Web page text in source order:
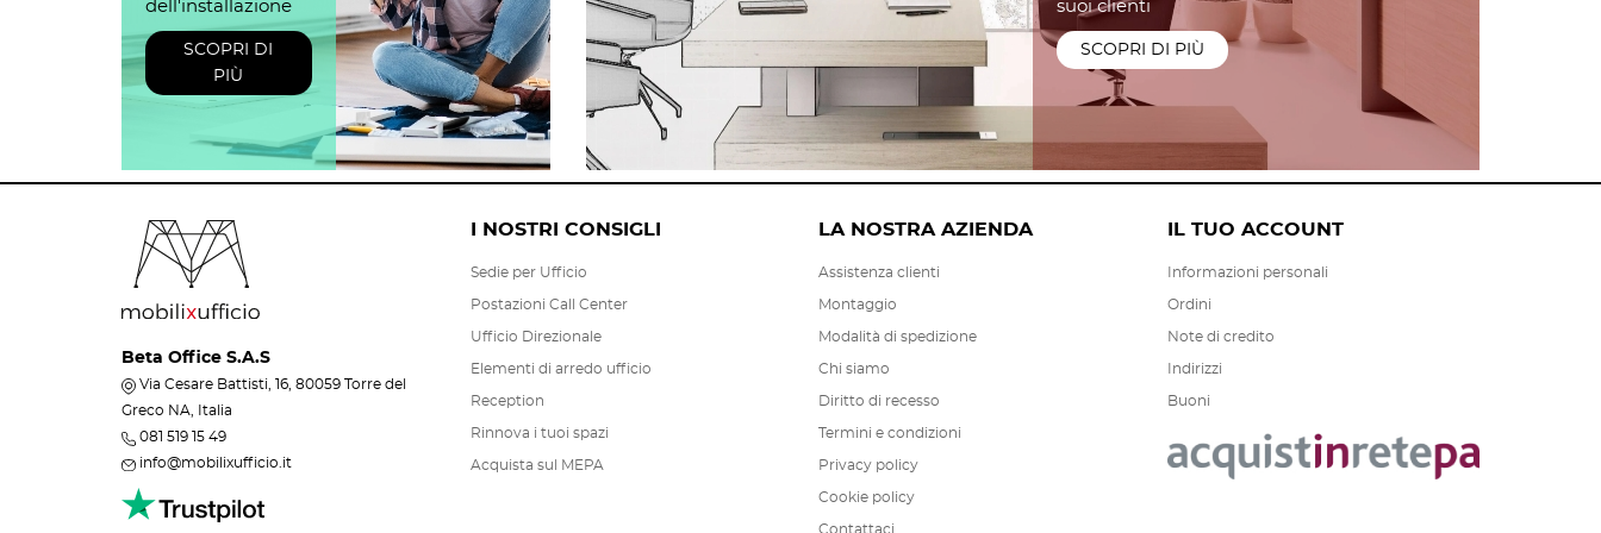
dell'installazione
SCOPRI DI
PIÙ
suoi clienti
SCOPRI DI PIÙ
Beta Office S.A.S
Via Cesare Battisti, 16, 80059 Torre del
Greco NA, Italia
081 519 15 49
info@mobilixufficio.it
I NOSTRI CONSIGLI
Sedie per Ufficio
Postazioni Call Center
Ufficio Direzionale
Elementi di arredo ufficio
Reception
Rinnova i tuoi spazi
Acquista sul MEPA
LA NOSTRA AZIENDA
Assistenza clienti
Montaggio
Modalità di spedizione
Chi siamo
Diritto di recesso
Termini e condizioni
Privacy policy
Cookie policy
Contattaci
IL TUO ACCOUNT
Informazioni personali
Ordini
Note di credito
Indirizzi
Buoni